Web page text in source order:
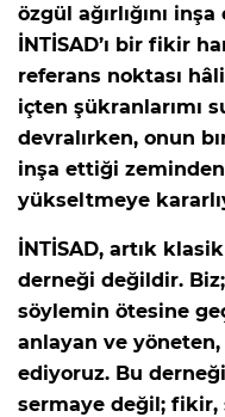
özgül ağırlığını
İNTİSAD’ı bir fikir
referans noktası
içten şükranlarımı
devralırken, onun
inşa ettiği
yükseltmeye
İNTİSAD, artık
derneği değildir. Biz;
söylemin ötesine
anlayan ve
ediyoruz. Bu
sermaye değil;